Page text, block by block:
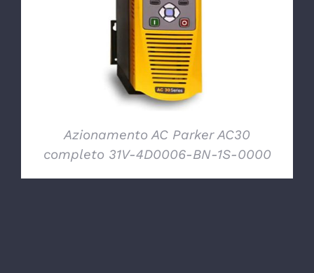
DETTAGLI
Azionamento AC Parker AC30
completo 31V-4D0006-BN-1S-0000